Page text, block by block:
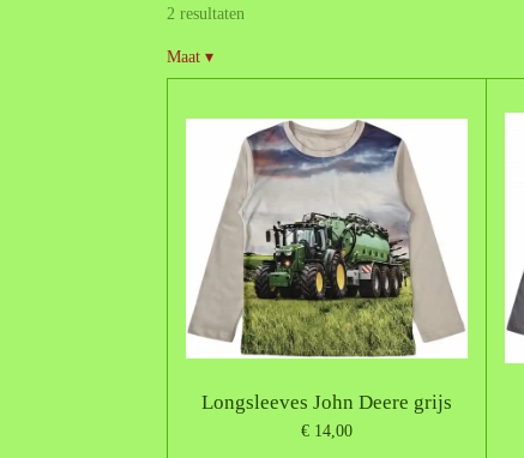
2 resultaten
Maat ▾
Longsleeves John Deere grijs
€ 14,00